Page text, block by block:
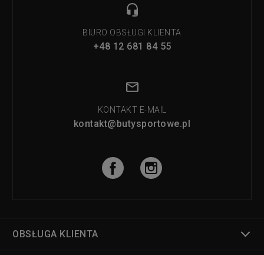
BIURO OBSŁUGI KLIENTA
+48 12 681 84 55
KONTAKT E-MAIL
kontakt@butysportowe.pl
OBSŁUGA KLIENTA